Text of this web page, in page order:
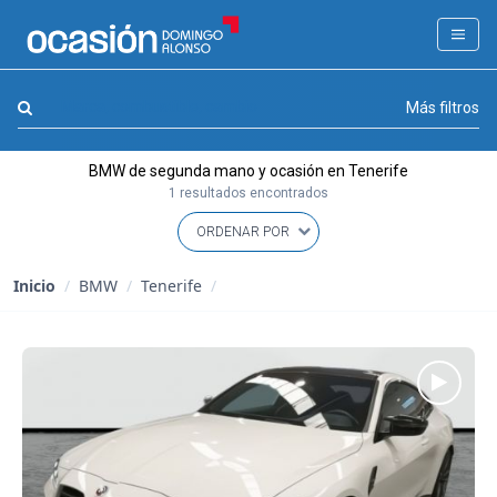
FILTROS
APPROVED
Modelo
(0)
Precio y cuota (0)
Carrocería, año y Kms.
Más filtros
BMW de segunda mano y ocasión en Tenerife
1 resultados encontrados
Inicio / BMW / Tenerife /